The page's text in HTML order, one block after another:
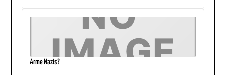
Arme Nazis?